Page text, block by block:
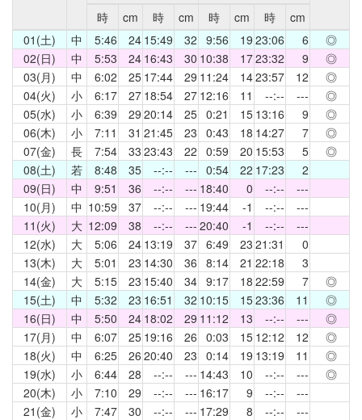
時
cm 時 cm 時 cm 時
cm
01(土)
中 5:46 24 15:49 32 9:56 19 23:06 6 ◎
02(日)
中 5:53 24 16:43 30 10:38 1723:32 9 ◎
03(月)
中 6:02 25 17:44 29 11:24 1423:57 12 ◎
04(火)
小 6:17 27 18:54 27 12:16 11 --:-- --- ◎
05(水)
小 6:39 29 20:14 25 0:21 15 13:16 9 ◎
06(木)
小 7:11 31 21:45 23 0:43 18 14:27 7 ◎
07(金)
長 7:54 33 23:43 22 0:59 20 15:53 5 ◎
08(土)
若 8:48 35 --:-- --- 0:54 22 17:23 2
09(日)
中 9:51 36 --:-- --- 18:40 0 --:-- ---
10(月)
中 10:59 37 --:-- --- 19:44 -1 --:-- ---
11(火)
大 12:09 38 --:-- --- 20:40 -1 --:-- ---
12(水)
大 5:06 24 13:19 37 6:49 23 21:31 0
13(木)
大 5:01 23 14:30 36 8:14 21 22:18 3
14(金)
大 5:15 23 15:40 34 9:17 18 22:59 7 ◎
15(土)
中 5:32 23 16:51 32 10:15 1523:36 11 ◎
16(日)
中 5:50 24 18:02 29 11:12 13 --:-- --- ◎
17(月)
中 6:07 25 19:16 26 0:03 15 12:12 12 ◎
18(火)
中 6:25 26 20:40 23 0:14 19 13:19 11 ◎
19(水)
小 6:44 28 --:-- --- 14:43 10 --:-- --- ◎
20(木)
小 7:10 29 --:-- --- 16:17 9 --:-- ---
21(金)
小 7:47 30 --:-- --- 17:29 8 --:-- ---